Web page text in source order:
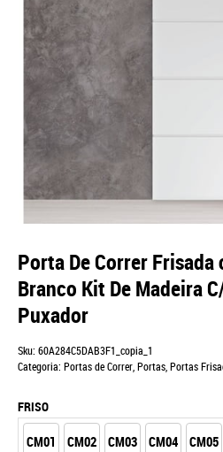
Porta De Correr
Branco Kit De Madeira
Puxador
Sku: 60A284C5DAB3F1_copia_1
Categoria: Portas de Correr,Portas,Portas
FRISO
CM01 CM02 CM03 CM04 CM05